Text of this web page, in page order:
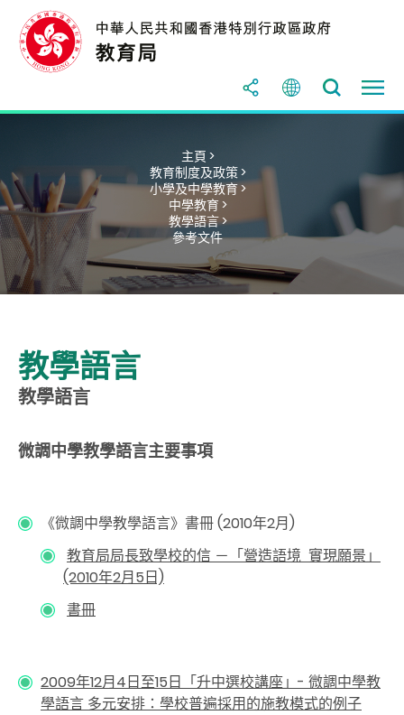
主頁 >
教育制度及政策 >
小學及中學教育 >
中學教育 >
教學語言 >
參考文件
教學語言
教學語言
微調中學教學語言主要事項
《微調中學教學語言》書冊 (2010年2月)
教育局局長致學校的信 －「營造語境 實現願景」
(2010年2月5日)
書冊
2009年12月4日至15日「升中選校講座」- 微調中學教
學語言 多元安排：學校普遍採用的施教模式的例子